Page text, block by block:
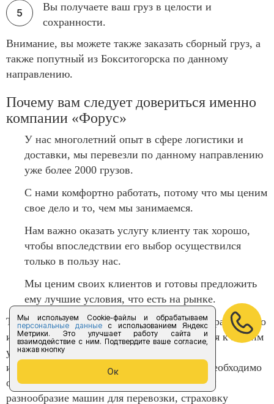
Мы используем Cookie-файлы и обрабатываем
персональные данныес использованием Яндекс
Метрики. Это улучшает работу сайта и
взаимодействие с ним. Подтвердите ваше согласие,
нажав кнопку
Ок
Вы получаете ваш груз в целости и
сохранности.
Внимание, вы можете также заказать сборный груз, а
также попутный из Бокситогорска по данному
направлению.
Почему вам следует довериться именно
компании «Форус»
У нас многолетний опыт в сфере логистики и
доставки, мы перевезли по данному направлению
уже более 2000 грузов.
С нами комфортно работать, потому что мы ценим
свое дело и то, чем мы занимаемся.
Нам важно оказать услугу клиенту так хорошо,
чтобы впоследствии его выбор осуществился
только в пользу нас.
Мы ценим своих клиентов и готовы предложить
ему лучшие условия, что есть на рынке.
Транспортировка груза до Георгиевска и обратно одно
из самых популярных направлений прибегая к нашим
услугам вы получаете самого надежного и
исполнительного поставщика. Также вам необходимо
обратить свое внимание на наше качество и
разнообразие машин для перевозки, страховку